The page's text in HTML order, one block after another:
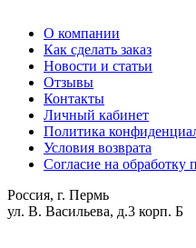
О компании
Как сделать заказ
Новости и статьи
Отзывы
Контакты
Личный кабинет
Политика
Условия возврата
Согласие на обработку
Россия, г. Пермь
ул. В. Васильева, д.3 корп. Б